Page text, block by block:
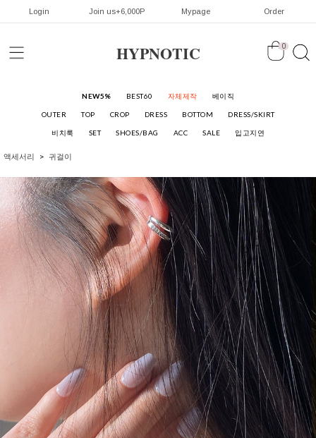
Login Join us+6,000P Mypage Order
HYPNOTIC 0
NEW5% BEST60 자체제작 베이직
OUTER TOP CROP DRESS BOTTOM DRESS/SKIRT
비치룩 SET SHOES/BAG ACC SALE 입고지연
액세서리 귀걸이